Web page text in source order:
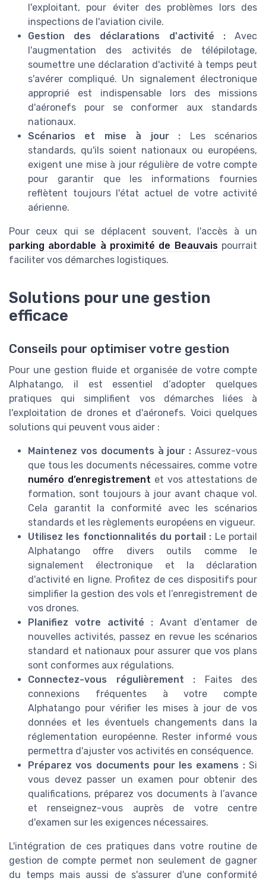
l'exploitant, pour éviter des problèmes lors des
inspections de l'aviation civile.
Gestion des déclarations d'activité : Avec
l'augmentation des activités de télépilotage,
soumettre une déclaration d'activité à temps peut
s'avérer compliqué. Un signalement électronique
approprié est indispensable lors des missions
d'aéronefs pour se conformer aux standards
nationaux.
Scénarios et mise à jour : Les scénarios
standards, qu'ils soient nationaux ou européens,
exigent une mise à jour régulière de votre compte
pour garantir que les informations fournies
reflètent toujours l'état actuel de votre activité
aérienne.
Pour ceux qui se déplacent souvent, l'accès à un
parking abordable à proximité de Beauvaispourrait
faciliter vos démarches logistiques.
Solutions pour une gestion
efficace
Conseils pour optimiser votre gestion
Pour une gestion fluide et organisée de votre compte
Alphatango, il est essentiel d’adopter quelques
pratiques qui simplifient vos démarches liées à
l'exploitation de drones et d'aéronefs. Voici quelques
solutions qui peuvent vous aider :
Maintenez vos documents à jour : Assurez-vous
que tous les documents nécessaires, comme votre
numéro d’enregistrement et vos attestations de
formation, sont toujours à jour avant chaque vol.
Cela garantit la conformité avec les scénarios
standards et les règlements européens en vigueur.
Utilisez les fonctionnalités du portail : Le portail
Alphatango offre divers outils comme le
signalement électronique et la déclaration
d'activité en ligne. Profitez de ces dispositifs pour
simplifier la gestion des vols et l’enregistrement de
vos drones.
Planifiez votre activité : Avant d’entamer de
nouvelles activités, passez en revue les scénarios
standard et nationaux pour assurer que vos plans
sont conformes aux régulations.
Connectez-vous régulièrement : Faites des
connexions fréquentes à votre compte
Alphatango pour vérifier les mises à jour de vos
données et les éventuels changements dans la
réglementation européenne. Rester informé vous
permettra d'ajuster vos activités en conséquence.
Préparez vos documents pour les examens :Si
vous devez passer un examen pour obtenir des
qualifications, préparez vos documents à l’avance
et renseignez-vous auprès de votre centre
d'examen sur les exigences nécessaires.
L'intégration de ces pratiques dans votre routine de
gestion de compte permet non seulement de gagner
du temps mais aussi de s'assurer d'une conformité